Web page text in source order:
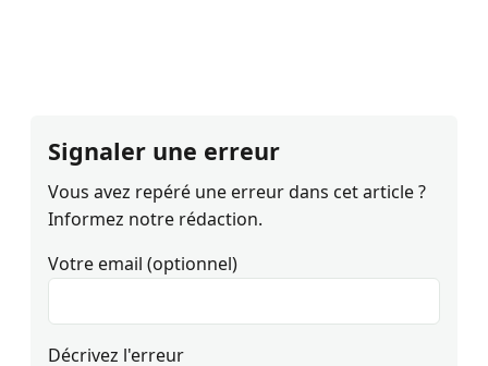
Signaler une erreur
Vous avez repéré une erreur dans cet article ?
Informez notre rédaction.
Votre email (optionnel)
Décrivez l'erreur